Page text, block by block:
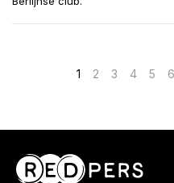
Berichten
1 2 3 4 5 6